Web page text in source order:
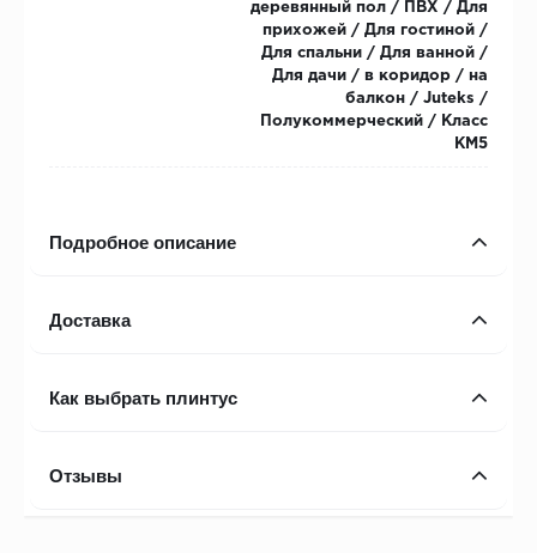
деревянный пол / ПВХ / Для
прихожей / Для гостиной /
Для спальни / Для ванной /
Для дачи / в коридор / на
балкон / Juteks /
Полукоммерческий / Класс
КМ5
Подробное описание
Доставка
Как выбрать плинтус
Отзывы